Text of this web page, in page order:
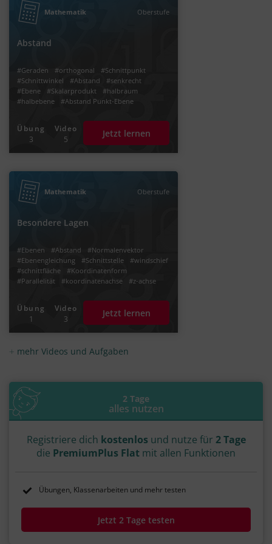
Mathematik Oberstufe
Abstand
#Geraden #orthogonal
#Schnittpunkt
#Schnittwinkel
#Abstand
#senkrecht
#Ebene
#Skalarprodukt
#halbraum
#halbebene
#Abstand Punkt-Ebene
Übung
3
Video
5
Jetzt lernen
Mathematik Oberstufe
Besondere Lagen
#Ebenen #Abstand
#Normalenvektor
#Ebenengleichung
#Schnittstelle
#windschief
#schnittfläche
#Koordinatenform
#Parallelität
#koordinatenachse
#z-achse
#ebenen darstellen
Übung
1
Video
3
Jetzt lernen
mehr Videos und Aufgaben
2 Tage
alles nutzen
Registriere dich kostenlos und nutze für 2 Tage
die PremiumPlus Flat mit allen Funktionen
Übungen, Klassenarbeiten und mehr testen
Jetzt 2 Tage testen